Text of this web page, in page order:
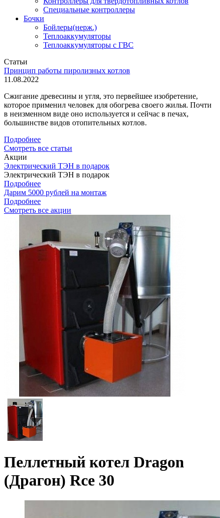
Специальные контроллеры
Бочки
Бойлеры(нерж.)
Теплоаккумуляторы
Теплоаккумуляторы с ГВС
Статьи
Принцип работы пиролизных котлов
11.08.2022
Сжигание древесины и угля, это первейшее изобретение,
которое применил человек для обогрева своего жилья. Почти
в неизменном виде оно используется и сейчас в печах,
большинстве видов отопительных котлов.
Подробнее
Смотреть все статьи
Акции
Электрический ТЭН в подарок
Электрический ТЭН в подарок
Подробнее
Дарим 5000 рублей на монтаж
Подробнее
Смотреть все акции
Пеллетный котел Dragon
(Драгон) Rce 30